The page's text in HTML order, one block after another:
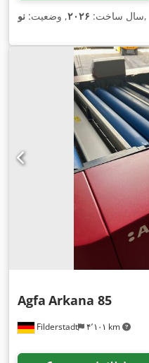
سال ساخت: ۲۰۲۶, وضعیت: نو ,
Filderstadt ۴٬۱۰۱ km
Agfa Arkana 85